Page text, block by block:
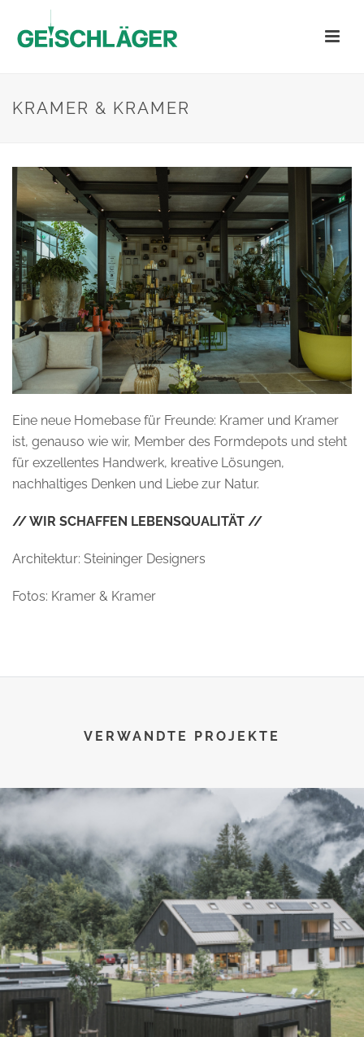
KRAMER & KRAMER
Eine neue Homebase für Freunde: Kramer und Kramer
ist, genauso wie wir, Member des Formdepots und steht
für exzellentes Handwerk, kreative Lösungen,
nachhaltiges Denken und Liebe zur Natur.
// WIR SCHAFFEN LEBENSQUALITÄT //
Architektur: Steininger Designers
Fotos: Kramer & Kramer
VERWANDTE PROJEKTE